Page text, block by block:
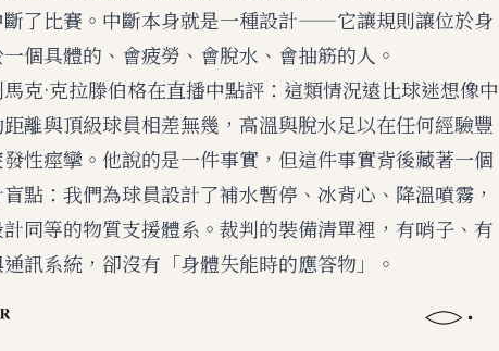
斷了比賽。中斷本身就是一種設計——它讓規則讓位於身
個具體的、會疲勞、會脫水、會抽筋的人。
克·克拉滕伯格在直播中點評：這類情況遠比球迷想像中
離與頂級球員相差無幾，高溫與脫水足以在任何經驗豐
性痙攣。他說的是一件事實，但這件事實背後藏著一個
點：我們為球員設計了補水暫停、冰背心、降溫噴霧，
同等的物質支援體系。裁判的裝備清單裡，有哨子、有
訊系統，卻沒有「身體失能時的應答物」。